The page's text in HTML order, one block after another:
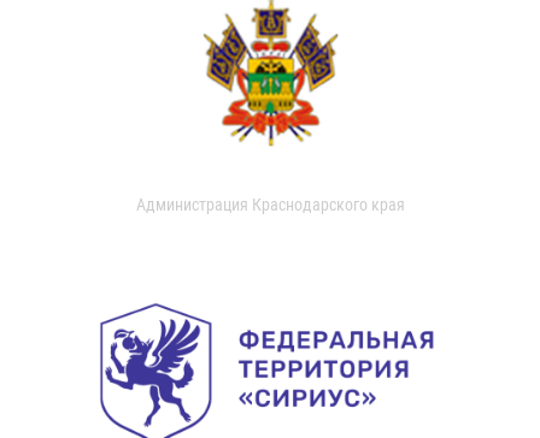
Администрация Краснодарского края